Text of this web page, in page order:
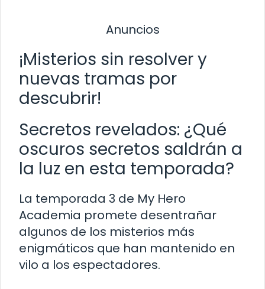
Anuncios
¡Misterios sin resolver y
nuevas tramas por
descubrir!
Secretos revelados: ¿Qué
oscuros secretos saldrán a
la luz en esta temporada?
La temporada 3 de My Hero
Academia promete desentrañar
algunos de los misterios más
enigmáticos que han mantenido en
vilo a los espectadores.